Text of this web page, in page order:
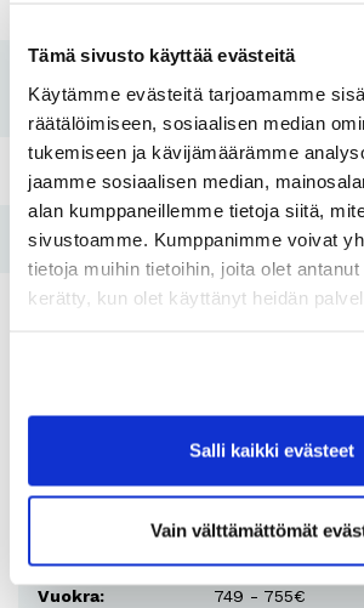
Tämä sivusto käyttää evästeitä
Käytämme evästeitä tarjoamamme
räätälöimiseen, sosiaalisen median
tukemiseen ja kävijämäärämme
jaamme sosiaalisen median,
alan kumppaneillemme tietoja siitä,
sivustoamme. Kumppanimme voivat
tietoja muihin tietoihin, joita olet
kerätty, kun olet käyttänyt heidän
Salli kaikki evästeet
Vain välttämättömät
remontti
2014
Kyllä
Hissi Kyllä
Tulo- ja
Huoneistotyyppi:
2H+K
Vuokra:
749 - 755€